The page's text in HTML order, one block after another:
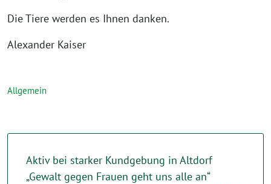
Die Tiere werden es Ihnen danken.
Alexander Kaiser
Allgemein
Aktiv bei starker Kundgebung in Altdorf
„Gewalt gegen Frauen geht uns alle an“